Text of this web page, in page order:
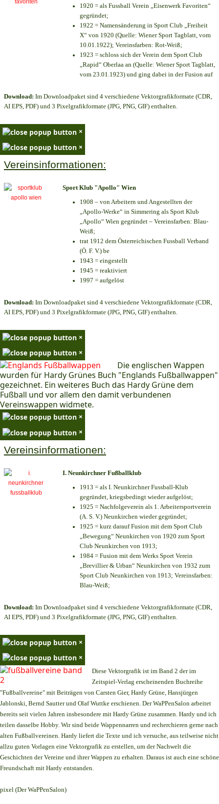
1920 = als Fussball Verein „Eisenwerk Favoriten“
gegründet;
1922 = Namensänderung in Sport Club „Freiheit
X“ von 1920 (Quelle: Wiener Sport Tagblatt, vom
10.01.1922); Vereinsfarben: Rot-Weiß;
1923 = schloss sich der Verein dem Sport Club
„Rapid“ Oberlaa an (Quelle: Wiener Sport Tagblatt,
vom 23.01.1923) und ging dabei in der Fusion auf
Download: Im Downloadpaket sind 4 verschiedene Vektorgrafikformate (CDR,
AI EPS, PDF) und 3 Pixelgrafikformate (JPG, PNG, GIF) enthalten.
×
×
Vereinsinformationen:
Sport Klub "Apollo" Wien
1908 – von Arbeitern und Angestellten der
„Apollo-Werke“ in Simmering als Sport Klub
„Apollo“ Wien gegründet – Vereinsfarben: Blau-
Weiß;
trat 1912 dem Österreichischen Fussball Verband
(Ö. F. V.) be
1943 = eingestellt
1945 = reaktiviert
1997 = aufgelöst
Download: Im Downloadpaket sind 4 verschiedene Vektorgrafikformate (CDR,
AI EPS, PDF) und 3 Pixelgrafikformate (JPG, PNG, GIF) enthalten.
×
×
Die englischen Wappen
wurden für Hardy Grünes Buch "Englands Fußballwappen"
gezeichnet. Ein weiteres Buch das Hardy Grüne dem
Fußball und vor allem den damit verbundenen
Vereinswappen widmete.
×
×
Vereinsinformationen:
I. Neunkirchner Fußballklub
1913 = als I. Neunkirchner Fussball-Klub
gegründet, kriegsbedingt wieder aufgelöst;
1925 = Nachfolgeverein als 1. Arbeitersportverein
(A. S. V.) Neunkirchen wieder gegründet;
1925 = kurz darauf Fusion mit dem Sport Club
„Bewegung“ Neunkirchen von 1920 zum Sport
Club Neunkirchen von 1913;
1984 = Fusion mit dem Werks Sport Verein
„Brevillier & Urban“ Neunkirchen von 1932 zum
Sport Club Neunkirchen von 1913; Vereinsfarben:
Blau-Weiß;
Download: Im Downloadpaket sind 4 verschiedene Vektorgrafikformate (CDR,
AI EPS, PDF) und 3 Pixelgrafikformate (JPG, PNG, GIF) enthalten.
×
×
Diese Vektorgrafik ist im Band 2 der im
Zeitspiel-Verlag erscheinenden Buchreihe
"Fußballvereine" mit Beiträgen von Carsten Gier, Hardy Grüne, Hansjürgen
Jablonski, Bernd Sautter und Olaf Wuttke erschienen. Der WaPPenSalon arbeitet
bereits seit vielen Jahren insbesondere mit Hardy Grüne zusammen. Hardy und ich
teilen dasselbe Hobby. Wir sind beide Wappennarren und recherchieren gerne nach
alten Fußballvereinen. Hardy liefert die Texte und ich versuche, aus teilweise nicht
allzu guten Vorlagen eine Vektorgrafik zu erstellen, um der Nachwelt die
Geschichten der Vereine und ihrer Wappen zu erhalten. Daraus ist auch eine schöne
Freundschaft mit Hardy entstanden.
pixel (Der WaPPenSalon)